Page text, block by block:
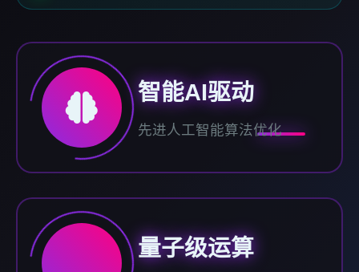
智能AI驱动
先进人工智能算法优化
量子级运算